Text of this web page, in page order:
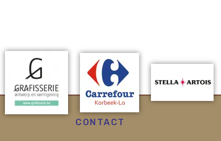
CONTACT